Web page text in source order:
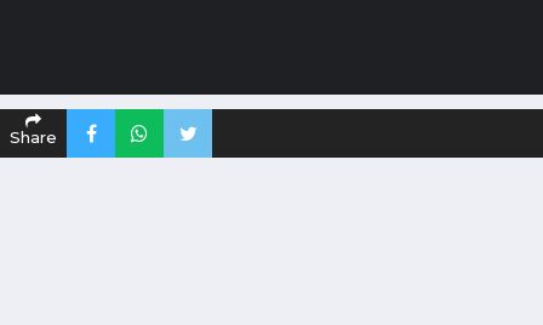
Share
Copyright 2024-25 Dakshinapath - All Rights